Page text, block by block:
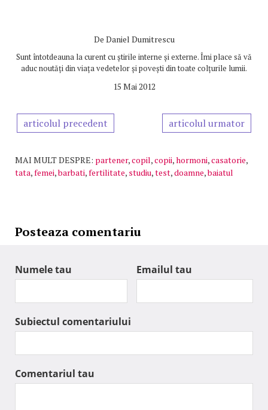
De Daniel Dumitrescu
Sunt întotdeauna la curent cu știrile interne și externe. Îmi place să vă
aduc noutăți din viața vedetelor și povești din toate colțurile lumii.
15 Mai 2012
articolul precedent articolul urmator
MAI MULT DESPRE: partener,copil,copii,hormoni,casatorie,
tata,femei,barbati,fertilitate, studiu,test,doamne,baiatul
Posteaza comentariu
Numele tau Emailul tau
Subiectul comentariului
Comentariul tau